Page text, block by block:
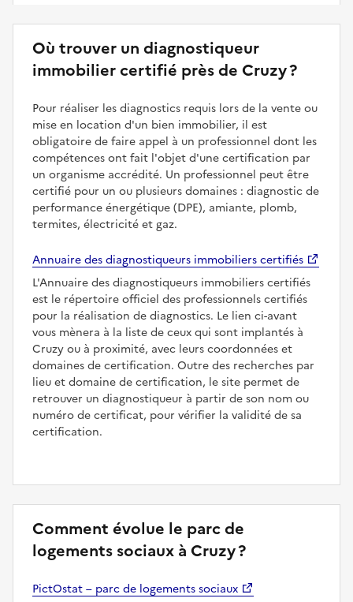
Où trouver un diagnostiqueur
immobilier certifié près de Cruzy ?
Pour réaliser les diagnostics requis lors de la vente ou
mise en location d'un bien immobilier, il est
obligatoire de faire appel à un professionnel dont les
compétences ont fait l'objet d'une certification par
un organisme accrédité. Un professionnel peut être
certifié pour un ou plusieurs domaines : diagnostic de
performance énergétique (DPE), amiante, plomb,
termites, électricité et gaz.
Annuaire des diagnostiqueurs immobiliers certifiés
L'Annuaire des diagnostiqueurs immobiliers certifiés
est le répertoire officiel des professionnels certifiés
pour la réalisation de diagnostics. Le lien ci-avant
vous mènera à la liste de ceux qui sont implantés à
Cruzy ou à proximité, avec leurs coordonnées et
domaines de certification. Outre des recherches par
lieu et domaine de certification, le site permet de
retrouver un diagnostiqueur à partir de son nom ou
numéro de certificat, pour vérifier la validité de sa
certification.
Comment évolue le parc de
logements sociaux à Cruzy ?
PictOstat – parc de logements sociaux